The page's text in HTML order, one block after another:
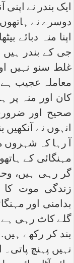
ایک بندر نے
دوسرے نے
اپنا منہ دبائے
جی کے بندر ہیں
غلط سنو نہیں
معاملہ عجیب
کان اور منہ پر
صحیح اور
انہوں نے
آ رہا کہ شہروں
مہنگائی کے
گر رہی ہیں،
زندگی موت کا
بدامنی اور
گلے کاٹ رہی
بند کر رکھے
نہیں پہنچ پاتی۔